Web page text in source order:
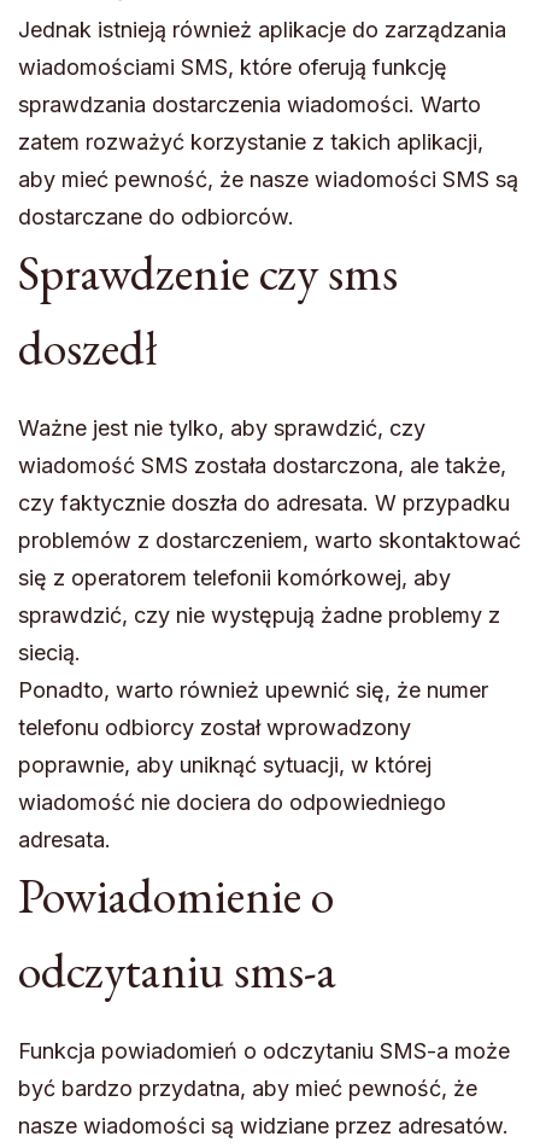
Jednak istnieją również aplikacje do zarządzania
wiadomościami SMS, które oferują funkcję
sprawdzania dostarczenia wiadomości. Warto
zatem rozważyć korzystanie z takich aplikacji,
aby mieć pewność, że nasze wiadomości SMS są
dostarczane do odbiorców.
Sprawdzenie czy sms
doszedł
Ważne jest nie tylko, aby sprawdzić, czy
wiadomość SMS została dostarczona, ale także,
czy faktycznie doszła do adresata. W przypadku
problemów z dostarczeniem, warto skontaktować
się z operatorem telefonii komórkowej, aby
sprawdzić, czy nie występują żadne problemy z
siecią.
Ponadto, warto również upewnić się, że numer
telefonu odbiorcy został wprowadzony
poprawnie, aby uniknąć sytuacji, w której
wiadomość nie dociera do odpowiedniego
adresata.
Powiadomienie o
odczytaniu sms-a
Funkcja powiadomień o odczytaniu SMS-a może
być bardzo przydatna, aby mieć pewność, że
nasze wiadomości są widziane przez adresatów.